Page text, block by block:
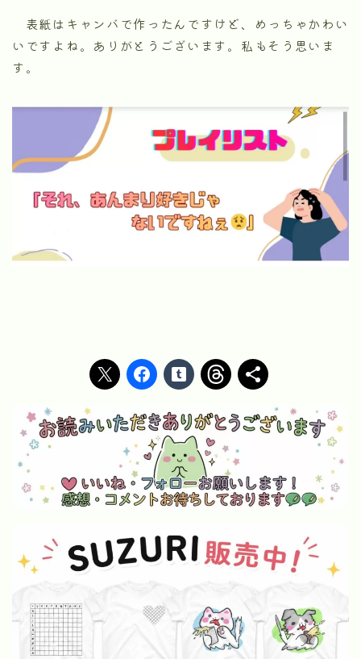
表紙はキャンバで作ったんですけど、めっちゃかわい
いですよね。ありがとうございます。私もそう思いま
す。